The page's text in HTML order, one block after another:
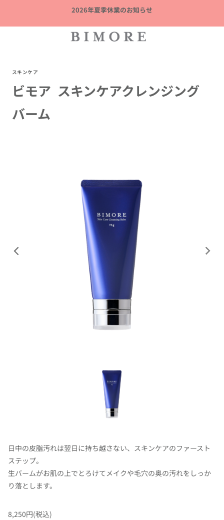
2026年夏季休業のお知らせ
スキンケア
ビモア スキンケアクレンジング
バーム
日中の皮脂汚れは翌日に持ち越さない、スキンケアのファースト
ステップ。
生バームがお肌の上でとろけてメイクや毛穴の奥の汚れをしっか
り落とします。
8,250円(税込)